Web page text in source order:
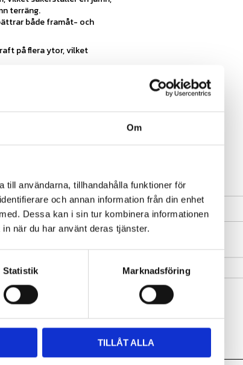
Om
till användarna, tillhandahålla funktioner för
och annan information från din enhet
Dessa kan i sin tur kombinera informationen
när du har använt deras tjänster.
Statistik Marknadsföring
TILLÅT ALLA
terräng.
både framåt- och
på flera ytor, vilket
körning på hårda ytor
med alternerande
över rötter, stenar och
Specifikationer
ingår i priset